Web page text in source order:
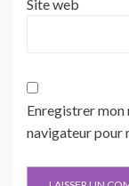
Site web
Enregistrer mon
navigateur pour